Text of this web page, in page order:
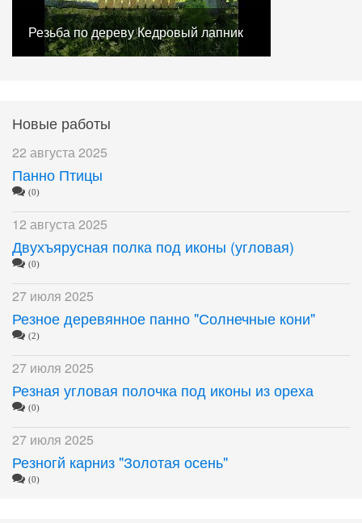
Резьба по дереву Кедровый лапник
Новые работы
22 августа 2025
Панно Птицы
(0)
12 августа 2025
Двухъярусная полка под иконы (угловая)
(0)
27 июля 2025
Резное деревянное панно "Солнечные кони"
(2)
27 июля 2025
Резная угловая полочка под иконы из ореха
(0)
27 июля 2025
Резногй карниз "Золотая осень"
(0)